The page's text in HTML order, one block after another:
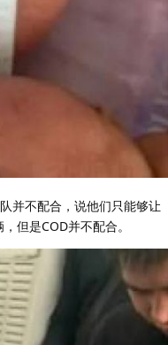
并不配合，说他们只能够让
但是COD并不配合。